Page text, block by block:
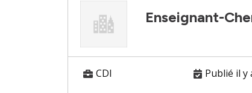
Enseignant-
CDI Publié il y